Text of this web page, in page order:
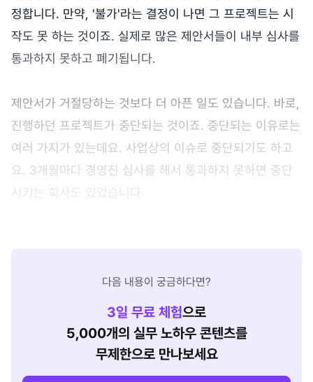
정합니다. 만약, '불가'라는 결정이 나면 그 프로젝트는 시
작도 못 하는 것이죠. 실제로 많은 제안서들이 내부 심사를
통과하지 못하고 폐기됩니다.
제안서가 거절당하는 것보다 더 아픈 일도 있습니다. 바로,
진행하던 프로젝트가 중단되는 것이죠. 중단되는 이유로는
여러 가지가 있는데요. 사업상의 이슈로 중단되기도 하고
요. 3개월마다 경영진 심사를 해서 통과하지 못하면 중단
시키는 회사도 있었습니다.
다음 내용이 궁금하다면?
3일 무료 체험으로
5,000개의 실무 노하우 콘텐츠를
무제한으로 만나보세요